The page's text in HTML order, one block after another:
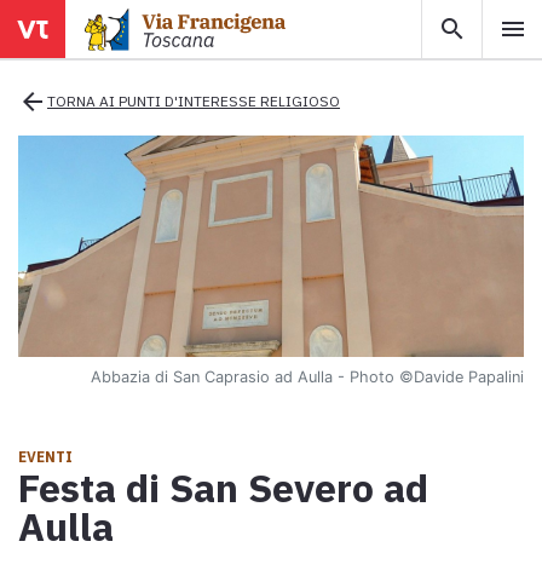
search menu
Territori
Info utili
Mappa
Ebook
menu close
arrow_back TORNA AI PUNTI D'INTERESSE RELIGIOSO
Abbazia di San Caprasio ad Aulla - Photo ©Davide Papalini
EVENTI
Festa di San Severo ad
Aulla